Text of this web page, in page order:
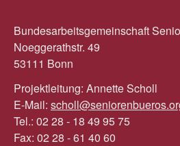
Bundesarbeitsgemeinschaft
Noeggerathstr. 49
53111 Bonn
Projektleitung: Annette Scholl
E-Mail:
Tel.: 02 28 - 18 49 95 75
Fax: 02 28 - 61 40 60